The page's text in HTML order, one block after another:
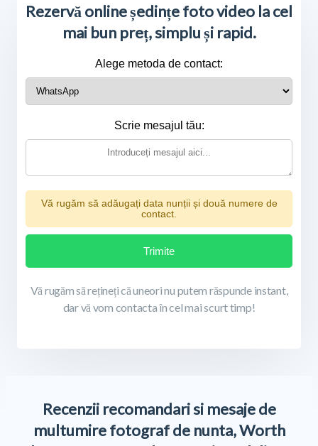
Rezervă online ședințe foto video la cel
mai bun preț, simplu și rapid.
Alege metoda de contact:
Scrie mesajul tău:
Vă rugăm să adăugați data nunții și două numere de
contact.
Trimite
Vă rugăm să rețineți că uneori nu putem răspunde instant,
dar vă vom contacta în cel mai scurt timp!
Recenzii recomandari si mesaje de
multumire fotograf de nunta, Worth